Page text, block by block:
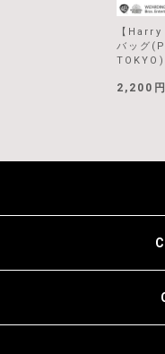
【
バッグ
TOKYO)
2,200円